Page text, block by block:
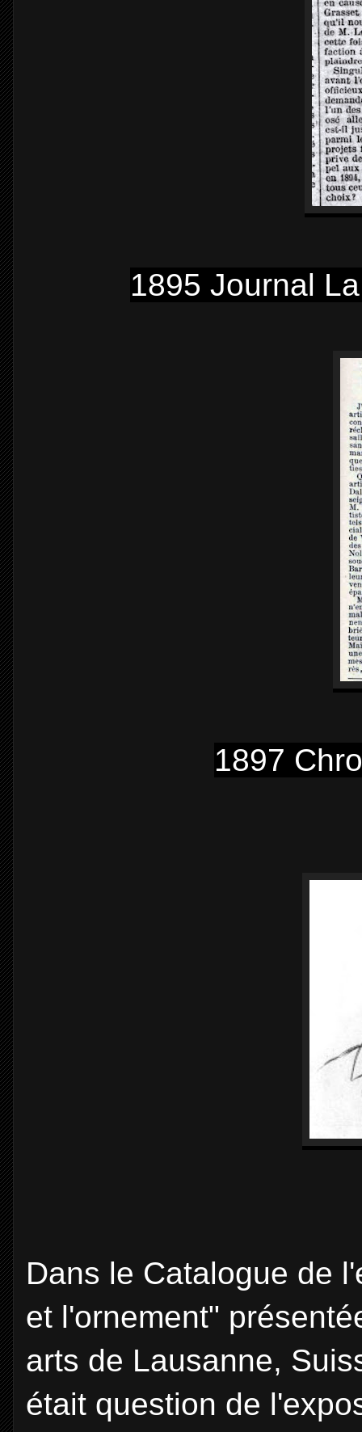
1895 Journal
1897
Dans le Catalogue de
et l'ornement"
arts de Lausanne,
était question de